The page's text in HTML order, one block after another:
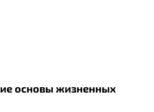
основы жизненных